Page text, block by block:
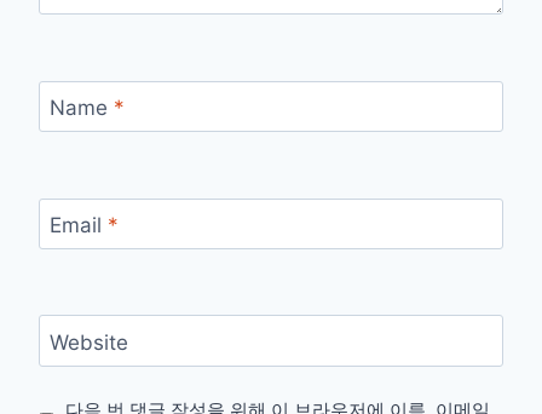
Name *
Email *
Website
다음 번 댓글 작성을 위해 이 브라우저에 이름, 이메일,